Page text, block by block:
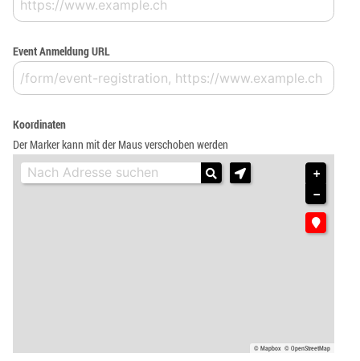
Event Anmeldung URL
Koordinaten
Der Marker kann mit der Maus verschoben werden
+
−
© Mapbox © OpenStreetMap